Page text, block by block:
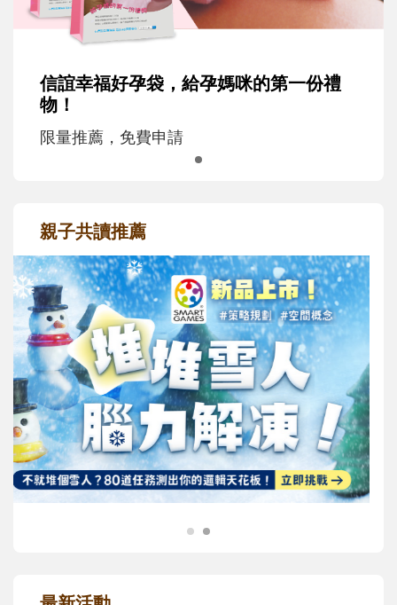
信誼幸福好孕袋，給孕媽咪的第一份禮
物！
限量推薦，免費申請
親子共讀推薦
最新活動